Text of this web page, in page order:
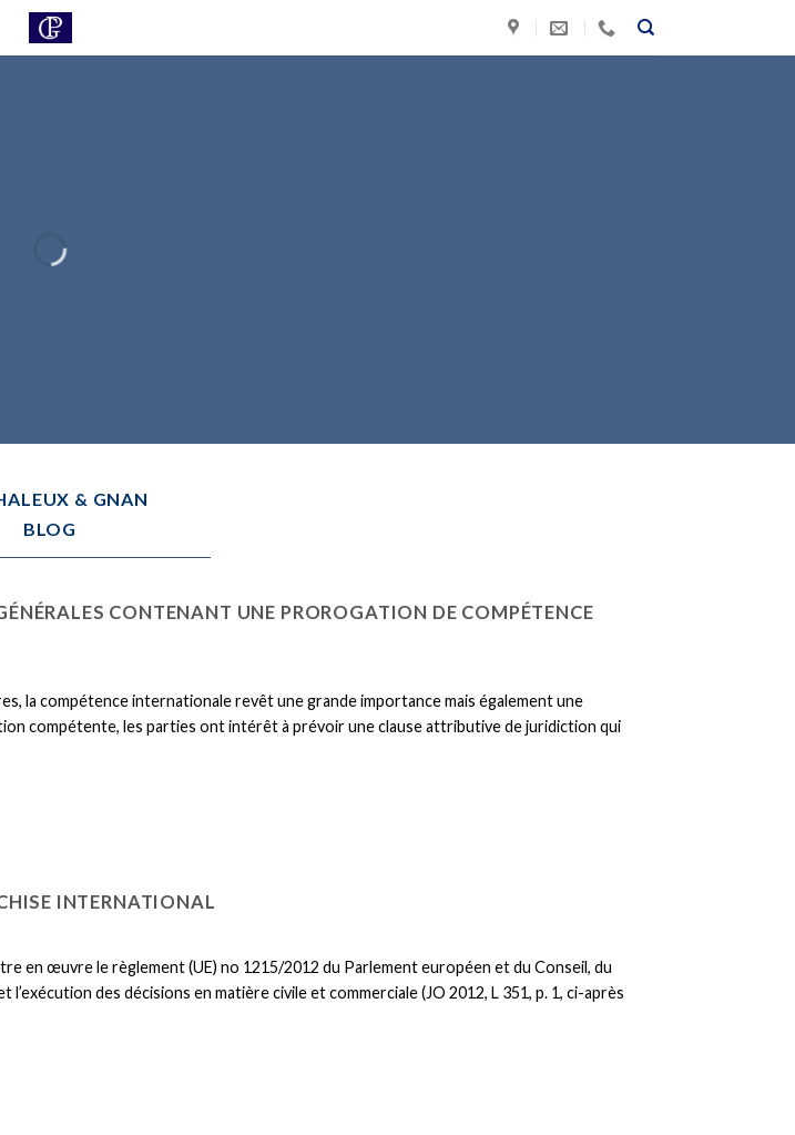
& GNAN
BLOG
CONTENANT UNE PROROGATION DE COMPÉTENCE
la compétence internationale revêt une grande importance mais également une
compétente, les parties ont intérêt à prévoir une clause attributive de juridiction qui
INTERNATIONAL
en œuvre le règlement (UE) no 1215/2012 du Parlement européen et du Conseil, du
des décisions en matière civile et commerciale (JO 2012, L 351, p. 1, ci-après